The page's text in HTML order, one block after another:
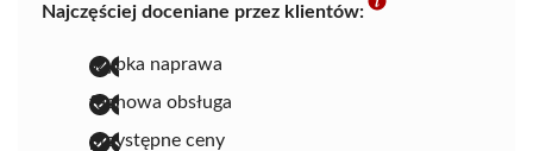
Najczęściej doceniane przez klientów:
szybka naprawa
fachowa obsługa
przystępne ceny